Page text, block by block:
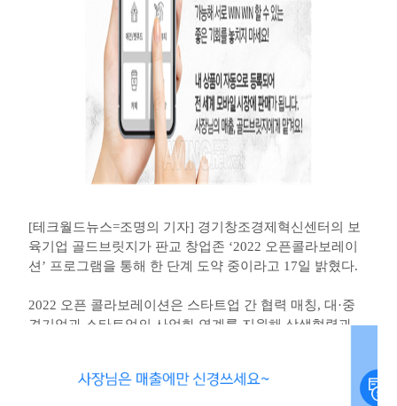
[테크월드뉴스=조명의 기자] 경기창조경제혁신센터의 보
육기업 골드브릿지가 판교 창업존 ‘2022 오픈콜라보레이
션’ 프로그램을 통해 한 단계 도약 중이라고 17일 밝혔다.
2022 오픈 콜라보레이션은 스타트업 간 협력 매칭, 대·중
견기업과 스타트업의 사업화 연계를 지원해 상생협력과
참여대상은 판교 창업존 입주기업이다.